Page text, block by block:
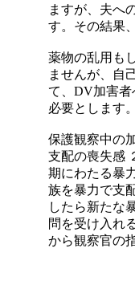
ますが、夫へ
す。その結果
薬物の乱用も
ませんが、自
て、 DV加害
必要とします。
保護観察中の
支配の喪失感
期にわたる暴
族を暴力で支
したら新たな
問を受け入れ
から観察官の